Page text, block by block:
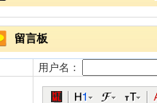
留言板
用户名：